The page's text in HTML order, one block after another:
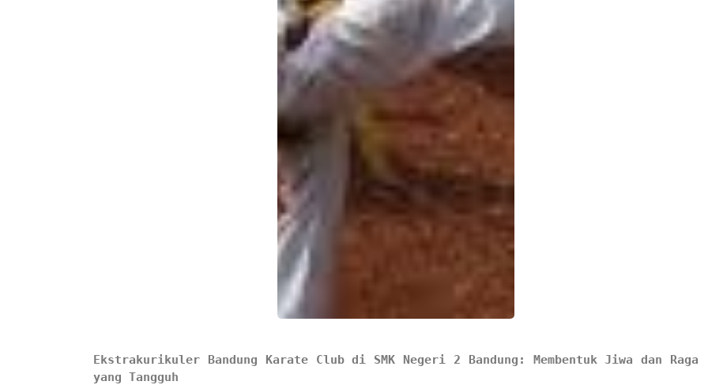
Ekstrakurikuler Bandung Karate Club di SMK Negeri 2 Bandung: Membentuk Jiwa dan Raga
yang Tangguh
Pembelajaran Tatap Muka Pasca
IN HOUSE TRAINING SMK NEGERI 2
...